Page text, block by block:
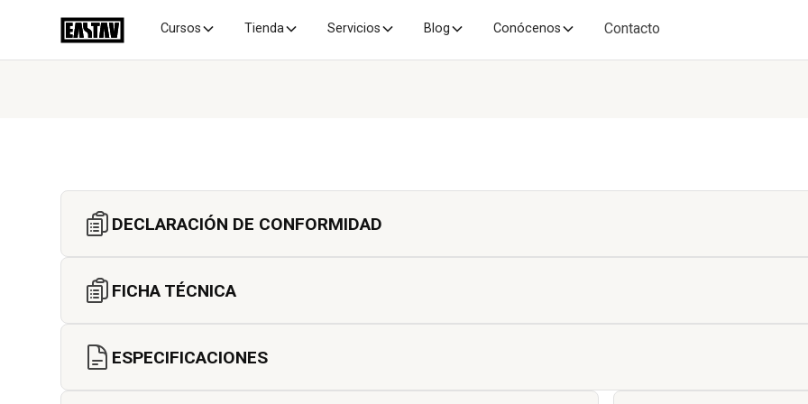
Cursos Tienda Servicios Blog Conócenos Contacto
DECLARACIÓN DE CONFORMIDAD
FICHA TÉCNICA
ESPECIFICACIONES